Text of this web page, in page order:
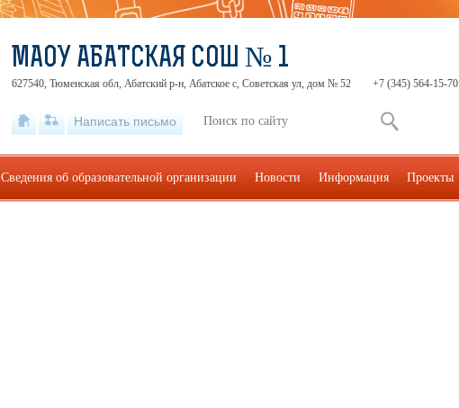
МАОУ АБАТСКАЯ СОШ № 1
627540, Тюменская обл, Абатский р-н, Абатское с, Советская ул, дом № 52 +7 (345) 564-15-70
Написать письмо
Сведения об образовательной организации Новости Информация Проекты